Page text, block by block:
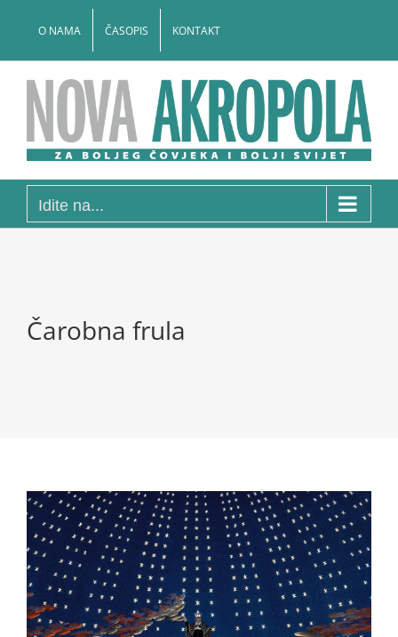
O NAMA ČASOPIS KONTAKT
Idite na...
Čarobna frula